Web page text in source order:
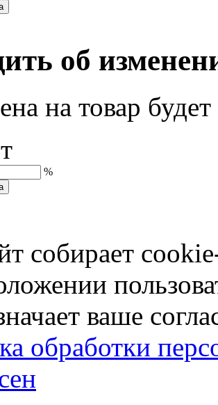
об
на товар
%
собирает
ваше
обработки